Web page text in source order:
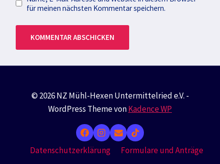
für meinen nächsten Kommentar speichern.
© 2026 NZ Mühl-Hexen Untermittelried e.V. -
WordPress Theme vonKadence WP
Datenschutzerklärung
Formulare und Anträge